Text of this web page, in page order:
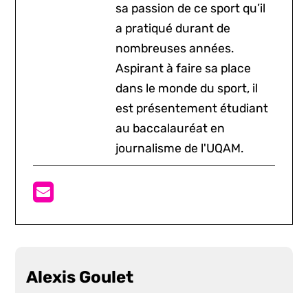
sa passion de ce sport qu’il
a pratiqué durant de
nombreuses années.
Aspirant à faire sa place
dans le monde du sport, il
est présentement étudiant
au baccalauréat en
journalisme de l'UQAM.
Alexis Goulet